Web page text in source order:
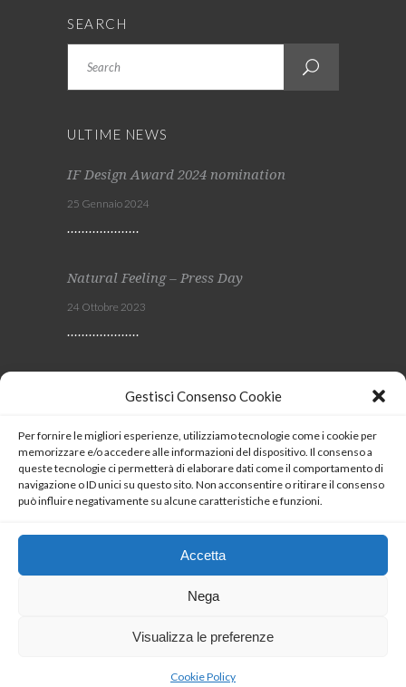
Gestisci Consenso Cookie
Per fornire le migliori esperienze, utilizziamo tecnologie come i cookie per
memorizzare e/o accedere alle informazioni del dispositivo. Il consenso a
queste tecnologie ci permetterà di elaborare dati come il comportamento di
navigazione o ID unici su questo sito. Non acconsentire o ritirare il consenso
può influire negativamente su alcune caratteristiche e funzioni.
Accetta
Nega
Visualizza le preferenze
Cookie Policy
SEARCH
ULTIME NEWS
IF Design Award 2024 nomination
25 Gennaio 2024
Natural Feeling – Press Day
24 Ottobre 2023
SEGUICI
Coockie Policy